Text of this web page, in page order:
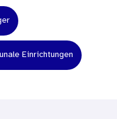
Einrichtungen